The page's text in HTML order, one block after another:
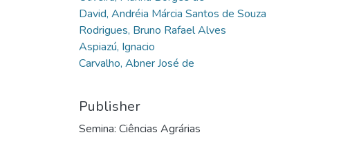
David, Andréia Márcia Santos de Souza
Rodrigues, Bruno Rafael Alves
Aspiazú, Ignacio
Carvalho, Abner José de
Publisher
Semina: Ciências Agrárias